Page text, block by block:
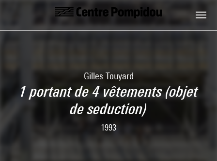
Skip to main content
Centre Pompidou
Gilles Touyard
1 portant de 4 vêtements (objet
de seduction)
1993